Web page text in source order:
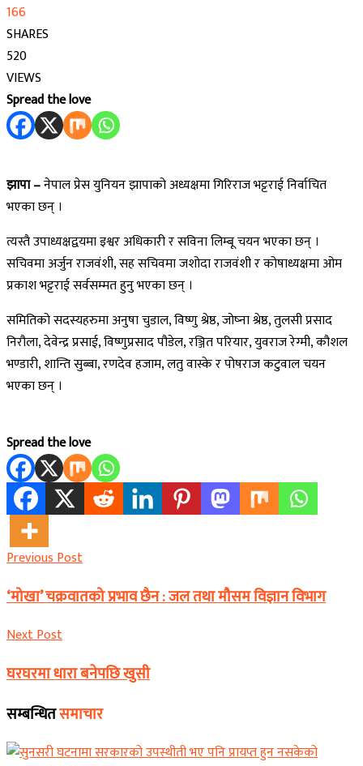
166
SHARES
520
VIEWS
Spread the love
झापा –नेपाल प्रेस युनियन झापाको अध्यक्षमा गिरिराज भट्टराई निर्वाचित
भएका छन् ।
त्यस्तै उपाध्यक्षद्वयमा इश्वर अधिकारी र सविना लिम्बू चयन भएका छन् ।
सचिवमा अर्जुन राजवंशी, सह सचिवमा जशोदा राजवंशी र कोषाध्यक्षमा ओम
प्रकाश भट्टराई सर्वसम्मत हुनु भएका छन् ।
समितिको सदस्यहरुमा अनुषा चुडाल, विष्णु श्रेष्ठ, जोष्ना श्रेष्ठ, तुलसी प्रसाद
निरौला, देवेन्द्र प्रसाई, विष्णुप्रसाद पौडेल, रञ्जित परियार, युवराज रेग्मी, कौशल
भण्डारी, शान्ति सुब्बा, रणदेव हजाम, लतु वास्के र पोषराज कटुवाल चयन
भएका छन् ।
Spread the love
Previous Post
‘मोखा’ चक्रवातको प्रभाव छैन : जल तथा मौसम विज्ञान विभाग
Next Post
घरघरमा धारा बनेपछि खुसी
सम्बन्धितसमाचार